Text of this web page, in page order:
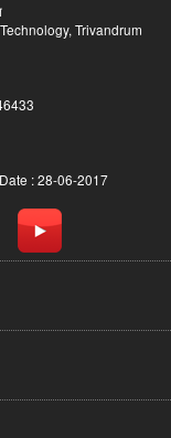
Trivandrum
: 28-06-2017